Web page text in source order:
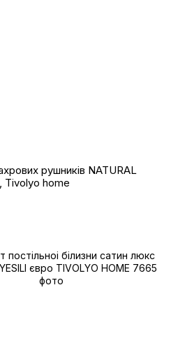
рушників NATURAL
Tivolyo home